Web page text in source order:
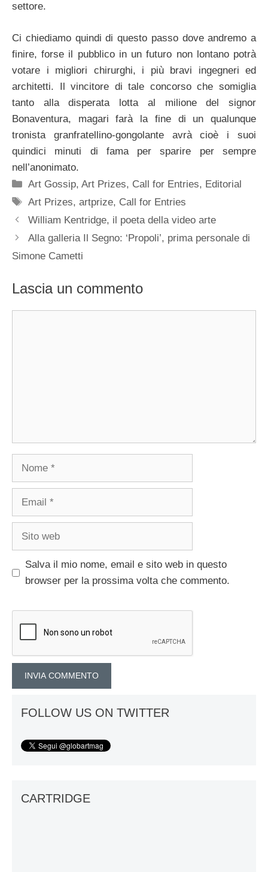
settore.
Ci chiediamo quindi di questo passo dove andremo a
finire, forse il pubblico in un futuro non lontano potrà
votare i migliori chirurghi, i più bravi ingegneri ed
architetti. Il vincitore di tale concorso che somiglia
tanto alla disperata lotta al milione del signor
Bonaventura, magari farà la fine di un qualunque
tronista granfratellino-gongolante avrà cioè i suoi
quindici minuti di fama per sparire per sempre
nell’anonimato.
Categorie
Art Gossip,Art Prizes, Call for Entries, Editorial
Tag
Art Prizes,artprize, Call for Entries
William Kentridge, il poeta della video arte
Alla galleria Il Segno: ‘Propoli’, prima personale di
Simone Cametti
Lascia un commento
Nome
Email
Sito
Salva il mio nome, email e sito web in questo
browser per la prossima volta che commento.
FOLLOW US ON TWITTER
CARTRIDGE